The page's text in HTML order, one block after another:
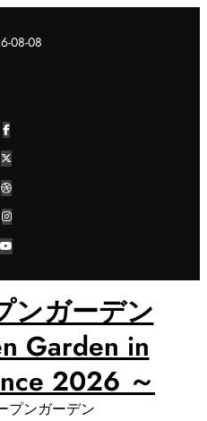
08-08
ンガーデン
Garden in
2026 ～
プンガーデン